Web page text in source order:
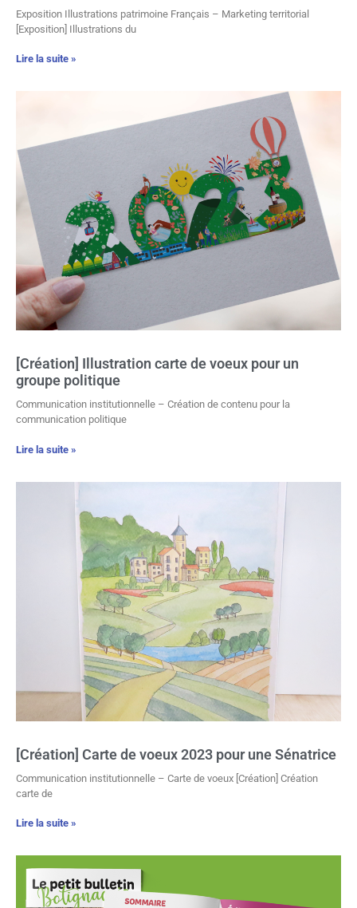
Exposition Illustrations patrimoine Français – Marketing territorial
[Exposition] Illustrations du
Lire la suite »
[Création] Illustration carte de voeux pour un
groupe politique
Communication institutionnelle – Création de contenu pour la
communication politique
Lire la suite »
[Création] Carte de voeux 2023 pour une Sénatrice
Communication institutionnelle – Carte de voeux [Création] Création
carte de
Lire la suite »